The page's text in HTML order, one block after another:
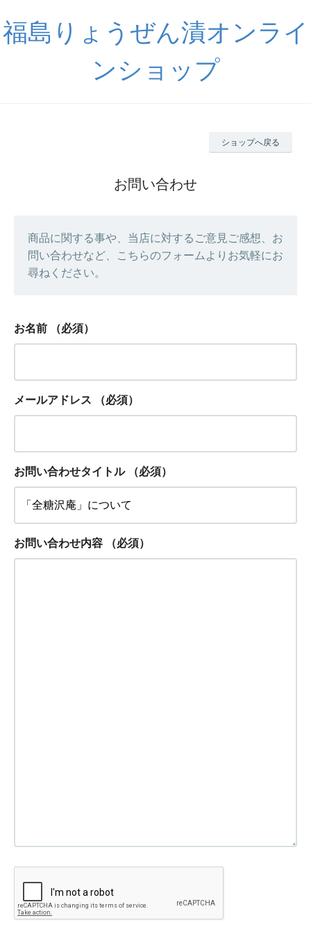
福島りょうぜん漬オンライ
ンショップ
ショップへ戻る
お問い合わせ
商品に関する事や、当店に対するご意見ご感想、お
問い合わせなど、こちらのフォームよりお気軽にお
尋ねください。
お名前 （必須）
メールアドレス （必須）
お問い合わせタイトル （必須）
お問い合わせ内容 （必須）